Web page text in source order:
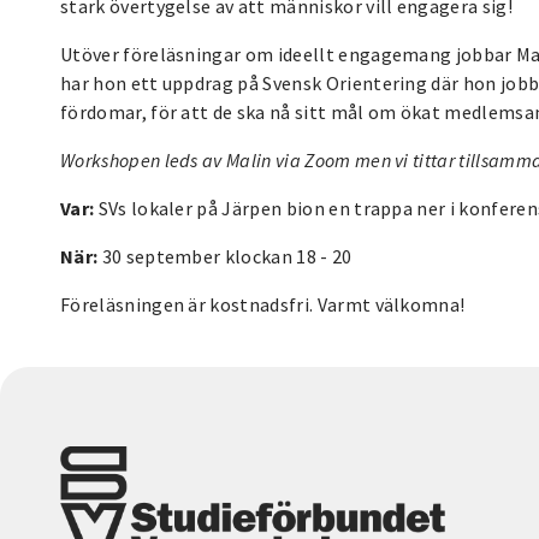
stark övertygelse av att människor vill engagera sig!
Utöver föreläsningar om ideellt engagemang jobbar
har hon ett uppdrag på Svensk Orientering där hon
fördomar, för att de ska nå sitt mål om ökat
Workshopen leds av Malin via Zoom men vi tittar
Var: SVs lokaler på Järpen bion en trappa ner i
När: 30 september klockan 18 - 20
Föreläsningen är kostnadsfri. Varmt välkomna!